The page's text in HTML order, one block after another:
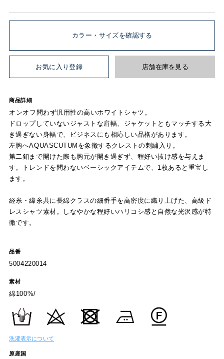
カラー・サイズを確認する
お気に入り登録 店舗在庫を見る
商品詳細
オンオフ問わず汎用性の高いホワイトシャツ。
ドロップしていないジャストな肩幅、ジャケットともマッチする大
き過ぎない身幅で、ビジネスにも相応しい品格があります。
左胸へAQUASCUTUMを象徴するクレストの刺繍入り。
第二釦まで開けた際も胸元が開き過ぎず、程好い抜け感を与えま
す。トレンドを問わないベーシックアイテムで、1枚あると重宝し
ます。
経糸・緯糸共に長綿クラスの細番手を高密度に織り上げた、高級ド
レスシャツ素材。しなやかな程好いハリコシ感と自然な光沢感が特
徴です。
品番
5004220014
素材
綿100%/
洗濯表示について
原産国